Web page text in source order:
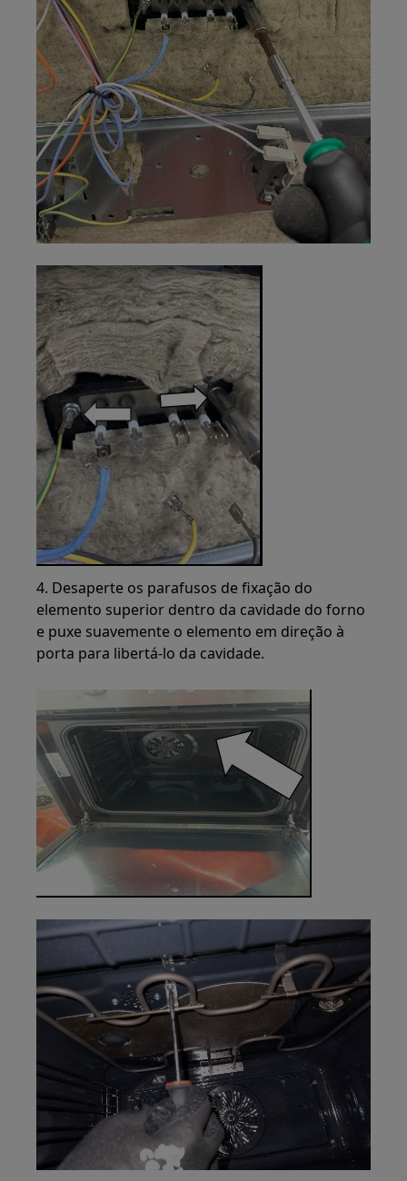
4. Desaperte os parafusos de fixação do
elemento superior dentro da cavidade do forno
e puxe suavemente o elemento em direção à
porta para libertá-lo da cavidade.